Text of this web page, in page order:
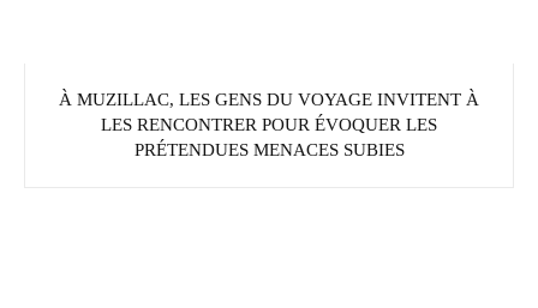
À MUZILLAC, LES GENS DU VOYAGE INVITENT À
LES RENCONTRER POUR ÉVOQUER LES
PRÉTENDUES MENACES SUBIES